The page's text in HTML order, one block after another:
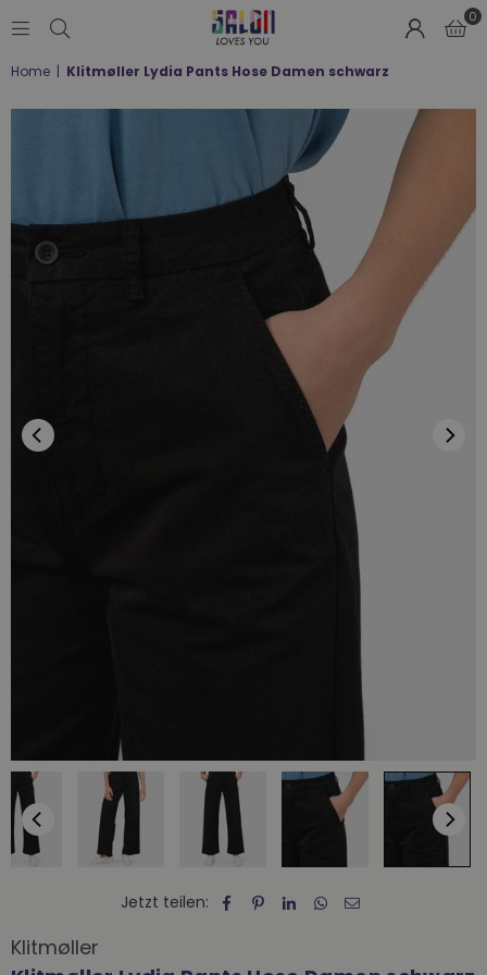
LOVES
;-)
0
Home | Klitmøller Lydia Pants Hose Damen schwarz
Jetzt teilen:
Klitmøller